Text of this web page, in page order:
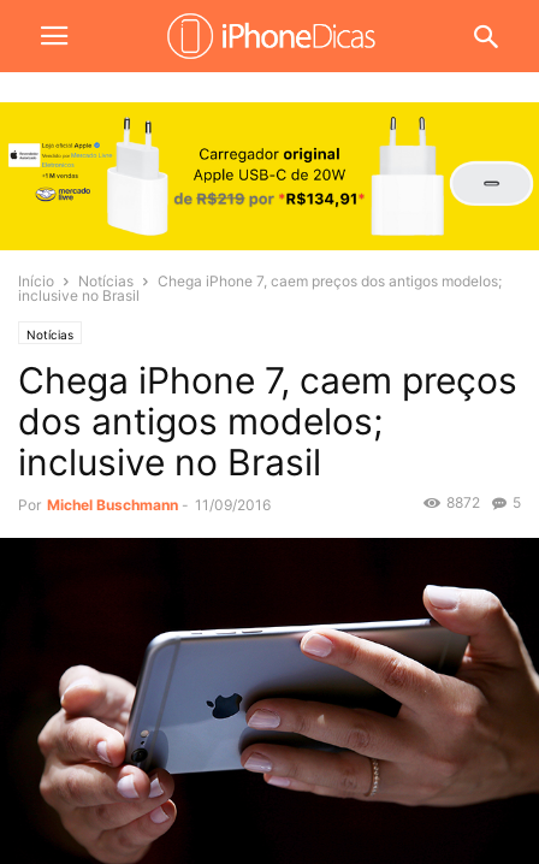
Início Notícias
Chega iPhone 7, caem preços dos antigos modelos;
inclusive no Brasil
Notícias
Chega iPhone 7, caem preços
dos antigos modelos;
inclusive no Brasil
Por Michel Buschmann - 11/09/2016 5
8872